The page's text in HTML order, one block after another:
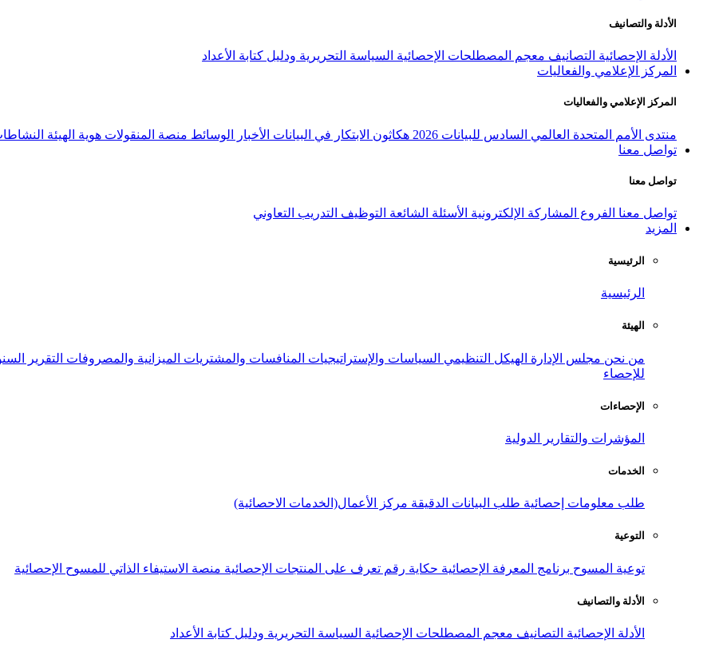
الأدلة والتصانيف
الأدلة الإحصائية التصانيف معجم المصطلحات الإحصائية السياسة التحريرية ودليل كتابة الأعداد
المركز الإعلامي والفعاليات
المركز الإعلامي والفعاليات
منتدى الأمم المتحدة العالمي السادس للبيانات 2026 هكاثون الابتكار في البيانات الأخبار الوسائط منصة المنقولات هوية الهيئة
تواصل معنا
تواصل معنا
تواصل معنا الفروع المشاركة الإلكترونية الأسئلة الشائعة التوظيف التدريب التعاوني
المزيد
الرئيسية
الرئيسية
الهيئة
من نحن مجلس الإدارة الهيكل التنظيمي السياسات والإستراتيجيات المنافسات والمشتريات الميزانية والمصروفات التقرير
للإحصاء
الإحصاءات
المؤشرات والتقارير الدولية
الخدمات
طلب معلومات إحصائية طلب البيانات الدقيقة مركز الأعمال(الخدمات الاحصائية)
التوعية
توعية المسوح برنامج المعرفة الإحصائية حكاية رقم تعرف على المنتجات الإحصائية منصة الاستيفاء الذاتي للمسوح الإحصائية
الأدلة والتصانيف
الأدلة الإحصائية التصانيف معجم المصطلحات الإحصائية السياسة التحريرية ودليل كتابة الأعداد